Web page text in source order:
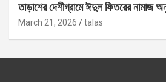
তাড়াশের দেশীগ্রামে ঈদুল ফিতরের নামাজ
March 21, 2026 talas